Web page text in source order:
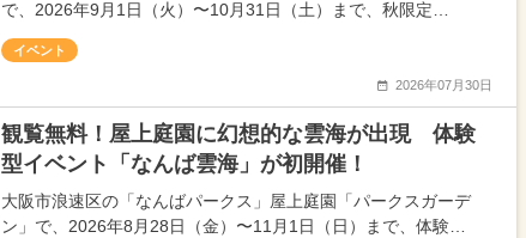
で、2026年9月1日（火）〜10月31日（土）まで、秋限定…
イベント
2026年07月30日
観覧無料！屋上庭園に幻想的な雲海が出現 体験
型イベント「なんば雲海」が初開催！
大阪市浪速区の「なんばパークス」屋上庭園「パークスガーデ
ン」で、2026年8月28日（金）〜11月1日（日）まで、体験…